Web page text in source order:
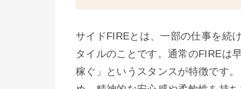
サイドFIREとは、一部の仕事を続
タイルのことです。通常のFIREは
稼ぐ」というスタンスが特徴です